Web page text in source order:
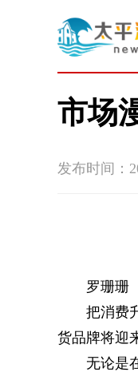
市场
发布时间：
罗珊珊
把消费
货品牌将迎
无论是